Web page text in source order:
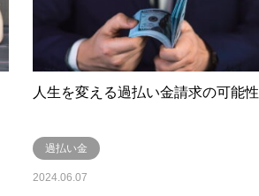
人生を変える過払い金請求の可能性
過払い金
2024.06.07